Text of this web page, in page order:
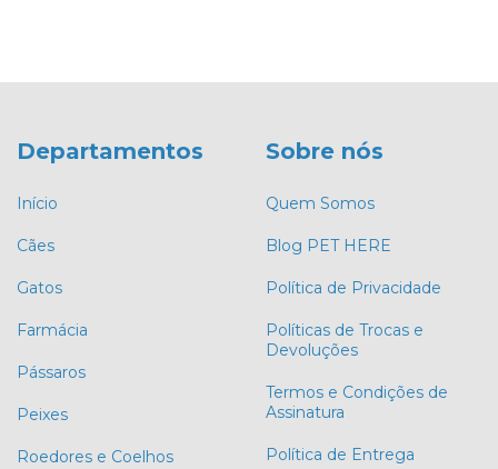
Departamentos
Início
Cães
Gatos
Farmácia
Pássaros
Peixes
Roedores e Coelhos
Sobre nós
Quem Somos
Blog PET HERE
Política de Privacidade
Políticas de Trocas e
Devoluções
Termos e Condições de
Assinatura
Política de Entrega